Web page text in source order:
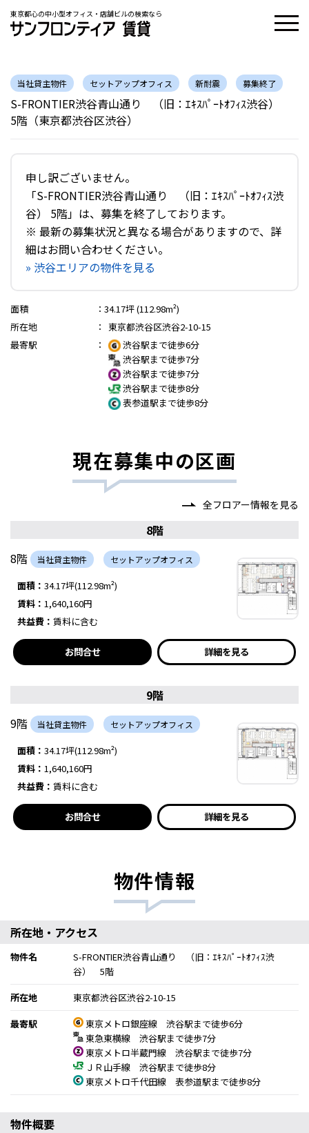
東京都心の中小型オフィス・店舗ビルの検索なら
当社貸主物件 セットアップオフィス 新耐震 募集終了
S-FRONTIER渋谷青山通り （旧：ｴｷｽﾊﾟｰﾄｵﾌｨｽ渋谷）
5階（東京都渋谷区渋谷）
申し訳ございません。
「S-FRONTIER渋谷青山通り （旧：ｴｷｽﾊﾟｰﾄｵﾌｨｽ渋
谷） 5階」は、募集を終了しております。
※ 最新の募集状況と異なる場合がありますので、詳
細はお問い合わせください。
» 渋谷エリアの物件を見る
面積 ： 34.17坪 (112.98m²)
所在地
：
東京都渋谷区渋谷2-10-15
最寄駅
：
渋谷駅まで徒歩6分
渋谷駅まで徒歩7分
渋谷駅まで徒歩7分
渋谷駅まで徒歩8分
表参道駅まで徒歩8分
現在募集中の区画
全フロアー情報を見る
8階
8階
当社貸主物件 セットアップオフィス
面積： 34.17坪(112.98m²)
賃料： 1,640,160円
共益費： 賃料に含む
お問合せ 詳細を見る
9階
9階
当社貸主物件 セットアップオフィス
面積： 34.17坪(112.98m²)
賃料： 1,640,160円
共益費： 賃料に含む
お問合せ 詳細を見る
物件情報
所在地・アクセス
物件名
S-FRONTIER渋谷青山通り （旧：ｴｷｽﾊﾟｰﾄｵﾌｨｽ渋
谷） 5階
所在地
東京都渋谷区渋谷2-10-15
最寄駅
東京メトロ銀座線 渋谷駅まで徒歩6分
東急東横線 渋谷駅まで徒歩7分
東京メトロ半蔵門線 渋谷駅まで徒歩7分
ＪＲ山手線 渋谷駅まで徒歩8分
東京メトロ千代田線 表参道駅まで徒歩8分
物件概要